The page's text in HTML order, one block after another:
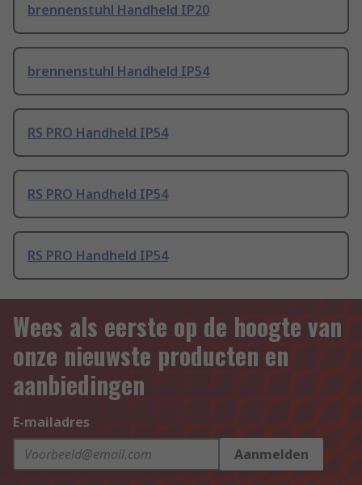
brennenstuhl Handheld IP20
brennenstuhl Handheld IP54
RS PRO Handheld IP54
RS PRO Handheld IP54
RS PRO Handheld IP54
Wees als eerste op de hoogte van
onze nieuwste producten en
aanbiedingen
E-mailadres
Aanmelden